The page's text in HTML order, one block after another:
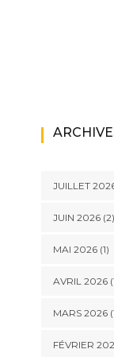
JUILLET
JUIN 2026(2)
MAI 2026(1)
AVRIL 2026
MARS 2026
FÉVRIER